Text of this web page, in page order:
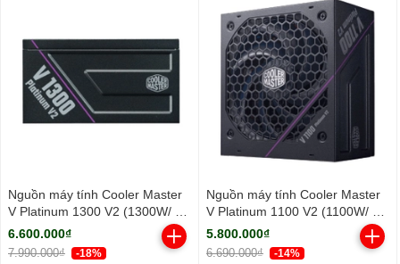
Nguồn máy tính Cooler Master
V Platinum 1300 V2 (1300W/ 80
Plus Platinum/ Full-Modular/
ATX/ Đen)
6.600.000₫
7.990.000₫ -18%
Nguồn máy tính Cooler Master
V Platinum 1100 V2 (1100W/ 80
Plus Platinum/ Full-Modular/
ATX/ Đen)
5.800.000₫
6.690.000₫ -14%